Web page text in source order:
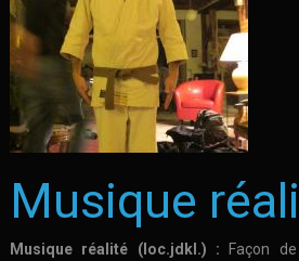
Musique
Musique réalité (loc.jdkl.) :
Façon